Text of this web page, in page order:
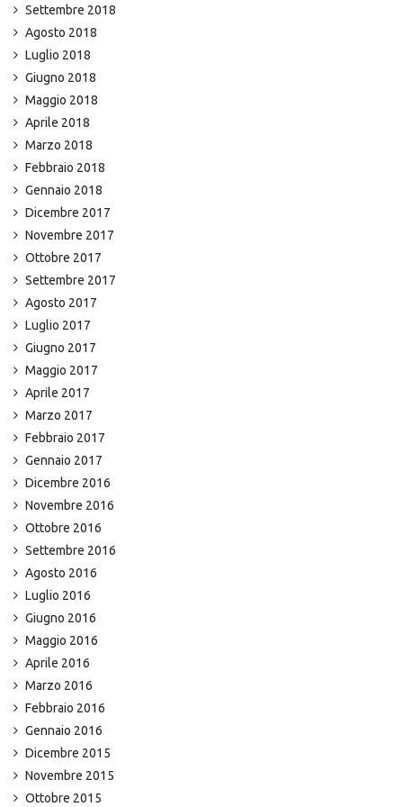
Settembre 2018
Agosto 2018
Luglio 2018
Giugno 2018
Maggio 2018
Aprile 2018
Marzo 2018
Febbraio 2018
Gennaio 2018
Dicembre 2017
Novembre 2017
Ottobre 2017
Settembre 2017
Agosto 2017
Luglio 2017
Giugno 2017
Maggio 2017
Aprile 2017
Marzo 2017
Febbraio 2017
Gennaio 2017
Dicembre 2016
Novembre 2016
Ottobre 2016
Settembre 2016
Agosto 2016
Luglio 2016
Giugno 2016
Maggio 2016
Aprile 2016
Marzo 2016
Febbraio 2016
Gennaio 2016
Dicembre 2015
Novembre 2015
Ottobre 2015